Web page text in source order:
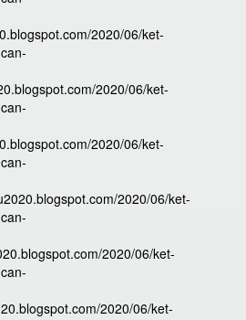
2020/06/ket-
2020/06/ket-
2020/06/ket-
2020/06/ket-
2020/06/ket-
2020/06/ket-